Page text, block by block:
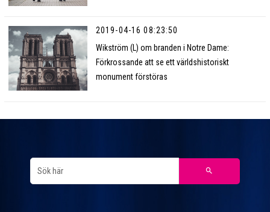
2019-04-16 08:23:50
Wikström (L) om branden i Notre Dame:
Förkrossande att se ett världshistoriskt
monument förstöras